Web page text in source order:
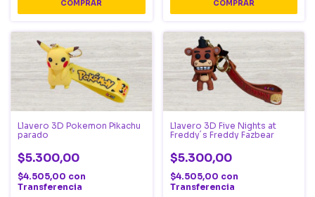
Llavero 3D Pokemon Pikachu
parado
$5.300,00
$4.505,00 con
Transferencia
Llavero 3D Five Nights at
Freddy´s Freddy Fazbear
$5.300,00
$4.505,00 con
Transferencia